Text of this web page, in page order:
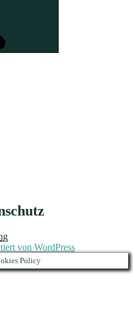
von WordPress
Policy